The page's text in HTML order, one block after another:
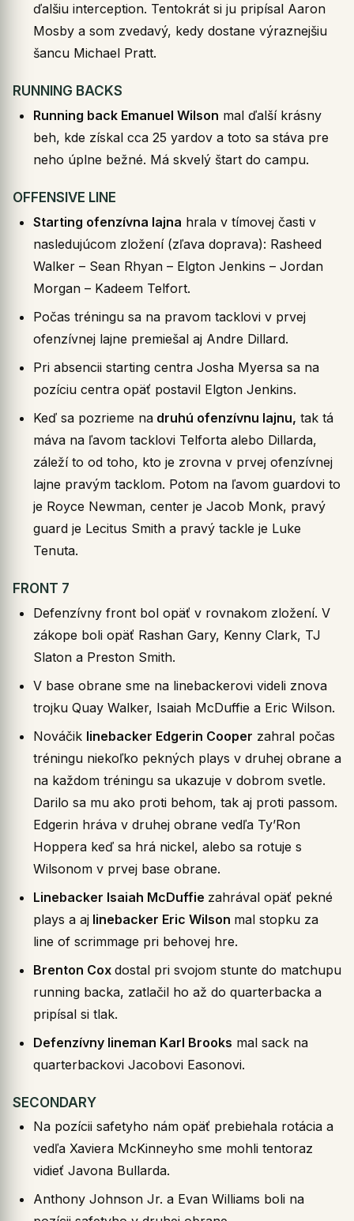
ďalšiu interception. Tentokrát si ju pripísal Aaron
Mosby a som zvedavý, kedy dostane výraznejšiu
šancu Michael Pratt.
RUNNING BACKS
Running back Emanuel Wilson mal ďalší krásny
beh, kde získal cca 25 yardov a toto sa stáva pre
neho úplne bežné. Má skvelý štart do campu.
OFFENSIVE LINE
Starting ofenzívna lajna hrala v tímovej časti v
nasledujúcom zložení (zľava doprava): Rasheed
Walker – Sean Rhyan – Elgton Jenkins – Jordan
Morgan – Kadeem Telfort.
Počas tréningu sa na pravom tacklovi v prvej
ofenzívnej lajne premiešal aj Andre Dillard.
Pri absencii starting centra Josha Myersa sa na
pozíciu centra opäť postavil Elgton Jenkins.
Keď sa pozrieme nadruhú ofenzívnu lajnu, tak tá
máva na ľavom tacklovi Telforta alebo Dillarda,
záleží to od toho, kto je zrovna v prvej ofenzívnej
lajne pravým tacklom. Potom na ľavom guardovi to
je Royce Newman, center je Jacob Monk, pravý
guard je Lecitus Smith a pravý tackle je Luke
Tenuta.
FRONT 7
Defenzívny front bol opäť v rovnakom zložení. V
zákope boli opäť Rashan Gary, Kenny Clark, TJ
Slaton a Preston Smith.
V base obrane sme na linebackerovi videli znova
trojku Quay Walker, Isaiah McDuffie a Eric Wilson.
Nováčik linebacker Edgerin Cooper zahral počas
tréningu niekoľko pekných plays v druhej obrane a
na každom tréningu sa ukazuje v dobrom svetle.
Darilo sa mu ako proti behom, tak aj proti passom.
Edgerin hráva v druhej obrane vedľa Ty’Ron
Hoppera keď sa hrá nickel, alebo sa rotuje s
Wilsonom v prvej base obrane.
Linebacker Isaiah McDuffie zahrával opäť pekné
plays a ajlinebacker Eric Wilson mal stopku za
line of scrimmage pri behovej hre.
Brenton Cox dostal pri svojom stunte do matchupu
running backa, zatlačil ho až do quarterbacka a
pripísal si tlak.
Defenzívny lineman Karl Brooks mal sack na
quarterbackovi Jacobovi Easonovi.
SECONDARY
Na pozícii safetyho nám opäť prebiehala rotácia a
vedľa Xaviera McKinneyho sme mohli tentoraz
vidieť Javona Bullarda.
Anthony Johnson Jr. a Evan Williams boli na